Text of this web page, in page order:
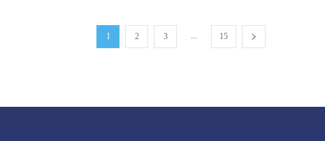
1 2 3 15